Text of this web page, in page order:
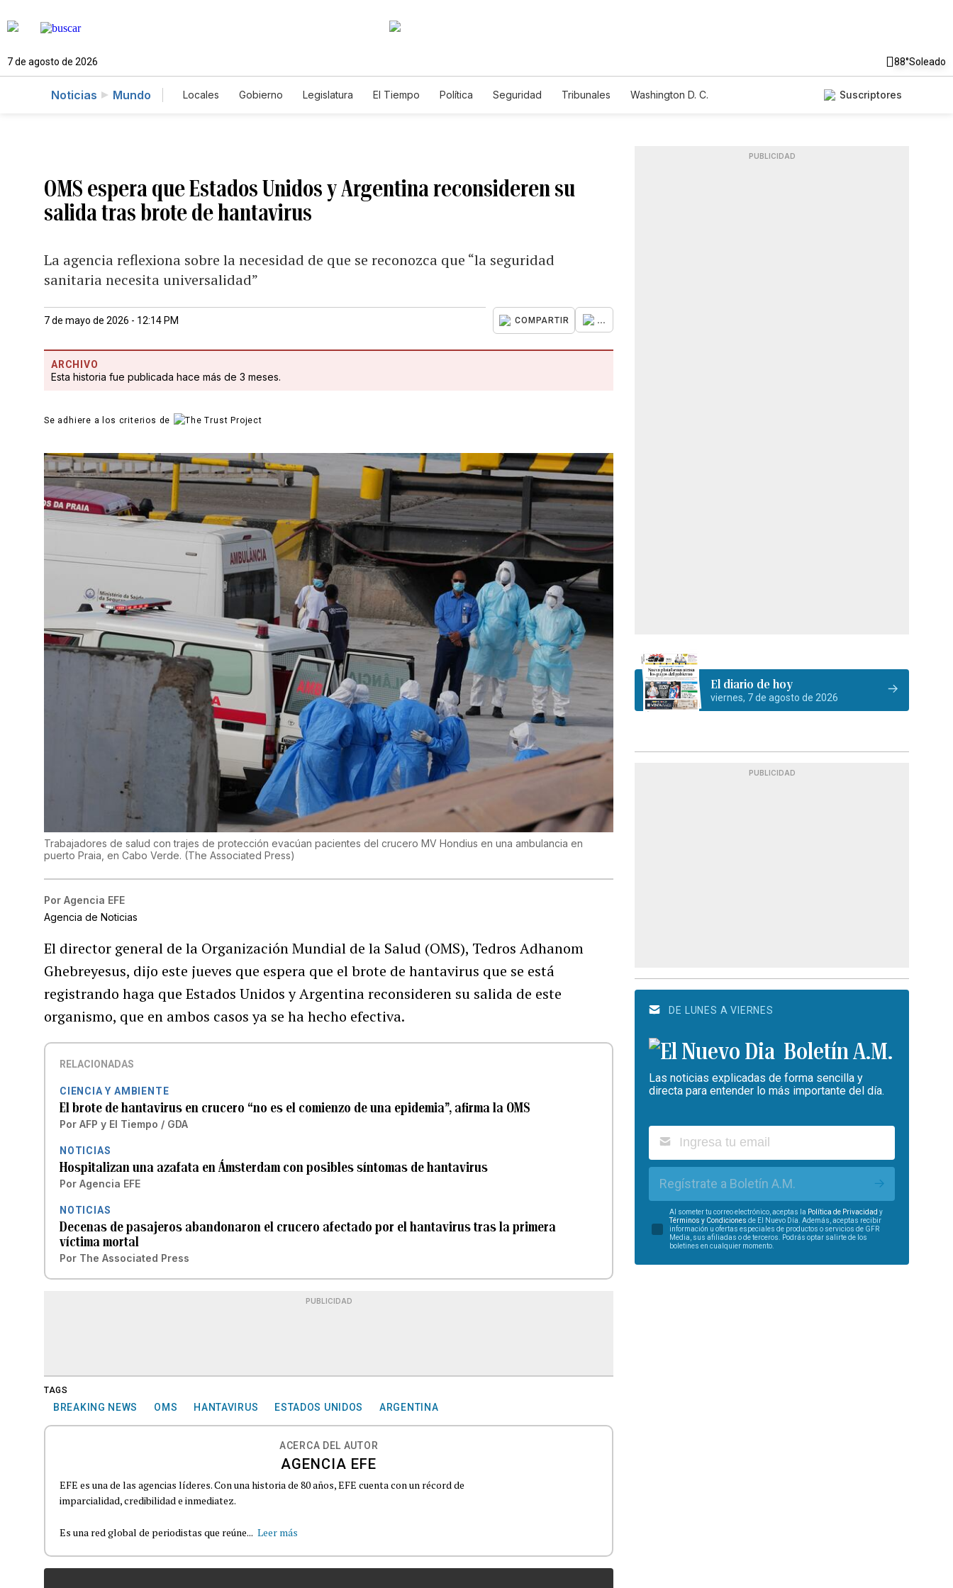
7 de agosto de 2026 88°Soleado
Noticias Mundo Locales Gobierno Legislatura El Tiempo Política Seguridad Tribunales
Washington D. C.
Suscriptores
OMS espera que Estados Unidos y Argentina reconsideren su
salida tras brote de hantavirus
La agencia reflexiona sobre la necesidad de que se reconozca que “la seguridad
sanitaria necesita universalidad”
7 de mayo de 2026 - 12:14 PM COMPARTIR ...
ARCHIVO
Esta historia fue publicada hace más de 3 meses.
Se adhiere a los criterios de
Trabajadores de salud con trajes de protección evacúan pacientes del crucero MV Hondius en una ambulancia en
puerto Praia, en Cabo Verde. (The Associated Press)
Por Agencia EFE
Agencia de Noticias
El director general de la Organización Mundial de la Salud (OMS), Tedros Adhanom
Ghebreyesus, dijo este jueves que espera que el brote de hantavirus que se está
registrando haga que Estados Unidos y Argentina reconsideren su salida de este
organismo, que en ambos casos ya se ha hecho efectiva.
RELACIONADAS
CIENCIA Y AMBIENTE
El brote de hantavirus en crucero “no es el comienzo de una epidemia”, afirma la OMS
Por AFP y El Tiempo / GDA
NOTICIAS
Hospitalizan una azafata en Ámsterdam con posibles síntomas de hantavirus
Por Agencia EFE
NOTICIAS
Decenas de pasajeros abandonaron el crucero afectado por el hantavirus tras la primera
víctima mortal
Por The Associated Press
PUBLICIDAD
TAGS
BREAKING NEWS OMS HANTAVIRUS ESTADOS UNIDOS ARGENTINA
ACERCA DEL AUTOR
AGENCIA EFE
EFE es una de las agencias líderes. Con una historia de 80 años, EFE cuenta con un récord de
imparcialidad, credibilidad e inmediatez.
Es una red global de periodistas que reúne... Leer más
PUBLICIDAD
El diario de hoy
viernes, 7 de agosto de 2026
PUBLICIDAD
DE LUNES A VIERNES
Boletín A.M.
Las noticias explicadas de forma sencilla y
directa para entender lo más importante del día.
Regístrate a Boletín A.M.
Al someter tu correo electrónico, aceptas la Política de Privacidad y
Términos y Condiciones de El Nuevo Día. Además, aceptas recibir
información u ofertas especiales de productos o servicios de GFR
Media, sus afiliadas o de terceros. Podrás optar salirte de los
boletines en cualquier momento.